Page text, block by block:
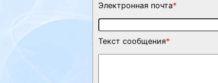
Электронная почта*
Текст сообщения*